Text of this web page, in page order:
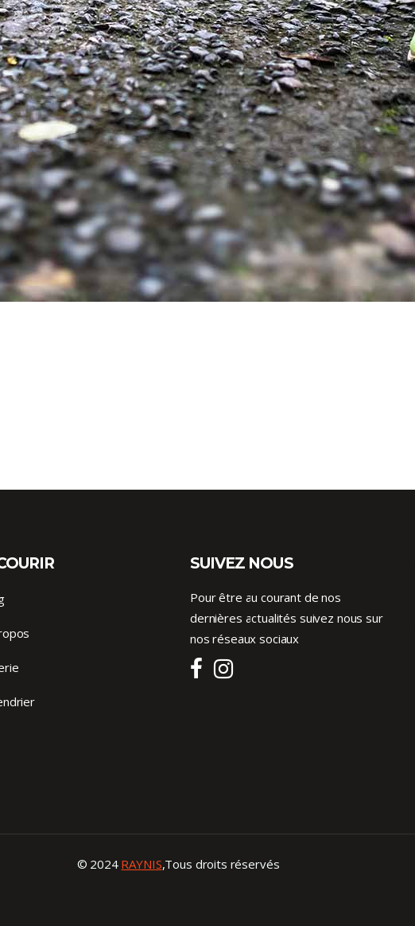
SUIVEZ NOUS
Pour être au courant de nos
dernières actualités suivez nous sur
nos réseaux sociaux
© 2024 RAYNIS,Tous droits réservés